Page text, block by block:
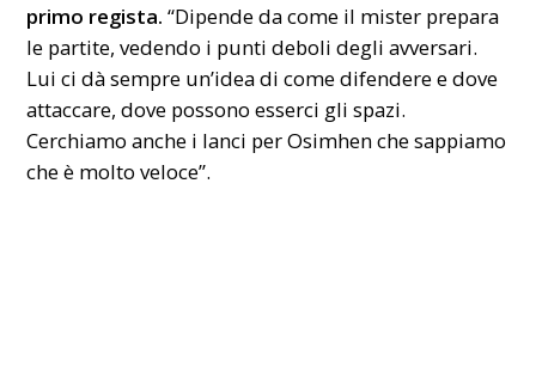
primo regista.“Dipende da come il mister prepara
le partite, vedendo i punti deboli degli avversari.
Lui ci dà sempre un’idea di come difendere e dove
attaccare, dove possono esserci gli spazi.
Cerchiamo anche i lanci per Osimhen che sappiamo
che è molto veloce”.